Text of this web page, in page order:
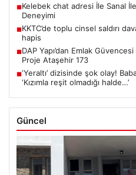
■Kelebek chat adresi İle Sanal
Deneyimi
■KKTC’de toplu cinsel saldırı
hapis
■DAP Yapı’dan Emlak
Proje Ataşehir 173
■‘Yeraltı’ dizisinde şok olay!
‘Kızımla reşit olmadığı halde…’
Güncel